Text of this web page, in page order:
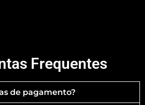
Frequentes
de pagamento?